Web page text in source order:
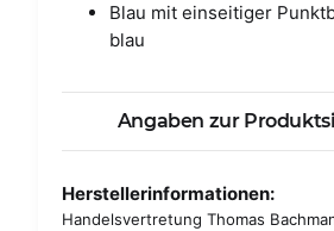
Blau mit einseitiger
blau
Angaben zur
Herstellerinformationen:
Handelsvertretung Thomas